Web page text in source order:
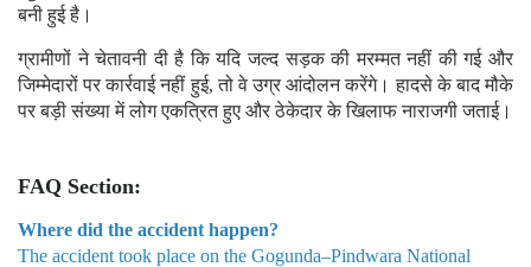
बनी हुई है।
ग्रामीणों ने चेतावनी दी है कि यदि जल्द सड़क की मरम्मत नहीं की गई और
जिम्मेदारों पर कार्रवाई नहीं हुई, तो वे उग्र आंदोलन करेंगे। हादसे के बाद मौके
पर बड़ी संख्या में लोग एकत्रित हुए और ठेकेदार के खिलाफ नाराजगी जताई।
FAQ Section:
Where did the accident happen?
The accident took place on the Gogunda–Pindwara National